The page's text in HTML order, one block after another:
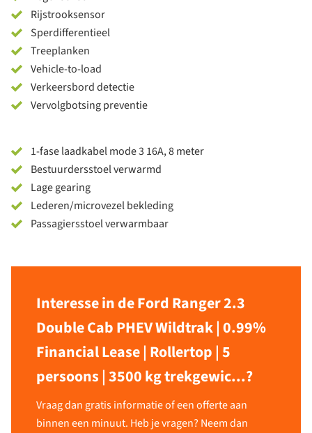
Rijstrooksensor
Sperdifferentieel
Treeplanken
Vehicle-to-load
Verkeersbord detectie
Vervolgbotsing preventie
1-fase laadkabel mode 3 16A, 8 meter
Bestuurdersstoel verwarmd
Lage gearing
Lederen/microvezel bekleding
Passagiersstoel verwarmbaar
Interesse in de Ford Ranger 2.3
Double Cab PHEV Wildtrak | 0.99%
Financial Lease | Rollertop | 5
persoons | 3500 kg trekgewic...?
Vraag dan gratis informatie of een offerte aan
binnen een minuut. Heb je vragen? Neem dan